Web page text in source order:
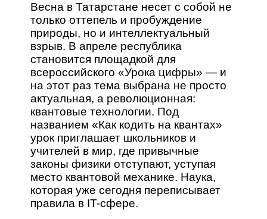
Весна в Татарстане несет с собой не
только оттепель и пробуждение
природы, но и интеллектуальный
взрыв. В апреле республика
становится площадкой для
всероссийского «Урока цифры» — и
на этот раз тема выбрана не просто
актуальная, а революционная:
квантовые технологии. Под
названием «Как кодить на квантах»
урок приглашает школьников и
учителей в мир, где привычные
законы физики отступают, уступая
место квантовой механике. Наука,
которая уже сегодня переписывает
правила в IT-сфере.